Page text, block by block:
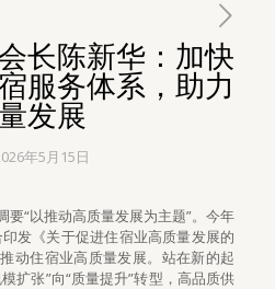
长陈新华：加快
服务体系，助力
发展
年5月15日
要“以推动高质量发展为主题”。今年
发《关于促进住宿业高质量发展的
动住宿业高质量发展。站在新的起
扩张”向“质量提升”转型，高品质供